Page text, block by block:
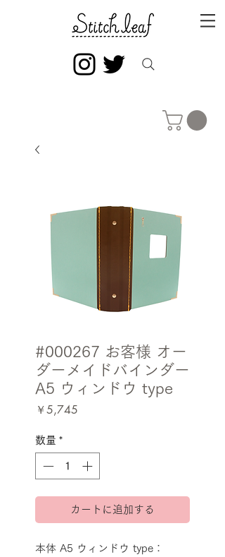
#000267 お客様 オー
ダーメイドバインダー
A5 ウィンドウ type
￥5,745
数量 *
カートに追加する
本体 A5 ウィンドウ type：